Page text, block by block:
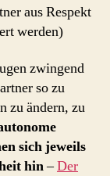
aus Respekt
werden)
zwingend
so zu
zu ändern, zu
sich jeweils
hin–Der